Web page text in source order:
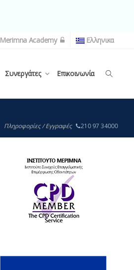
Merimna Academy Ελληνικα
Συνεργάτες Επικοινωνία
Πληροφορίες / Εγγραφές 210 97 34000